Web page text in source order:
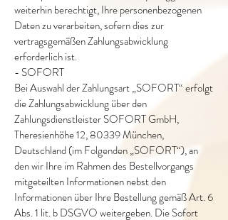
weiterhin berechtigt, Ihre personenbezogenen
Daten zu verarbeiten, sofern dies zur
vertragsgemäßen Zahlungsabwicklung
erforderlich ist.
- SOFORT
Bei Auswahl der Zahlungsart „SOFORT“ erfolgt
die Zahlungsabwicklung über den
Zahlungsdienstleister SOFORT GmbH,
Theresienhöhe 12, 80339 München,
Deutschland (im Folgenden „SOFORT“), an
den wir Ihre im Rahmen des Bestellvorgangs
mitgeteilten Informationen nebst den
Informationen über Ihre Bestellung gemäß Art. 6
Abs. 1 lit. b DSGVO weitergeben. Die Sofort